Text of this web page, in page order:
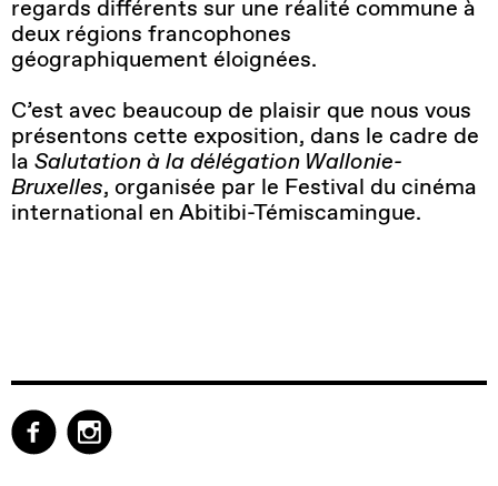
regards différents sur une réalité commune à
deux régions francophones
géographiquement éloignées.
C’est avec beaucoup de plaisir que nous vous
présentons cette exposition, dans le cadre de
la Salutation à la délégation Wallonie-
Bruxelles, organisée par le Festival du cinéma
international en Abitibi-Témiscamingue.